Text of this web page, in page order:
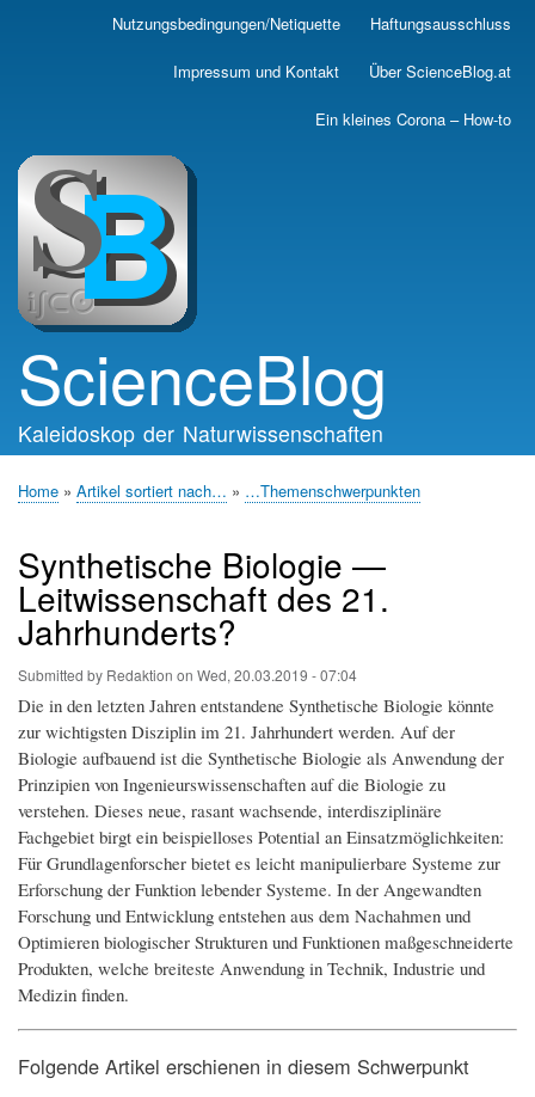
Skip
main
Nutzungsbedingungen/Netiquette Haftungsausschluss
Impressum und Kontakt Über ScienceBlog.at
Ein kleines Corona – How-to
ScienceBlog
Kaleidoskop der Naturwissenschaften
Home Artikel sortiert nach… …Themenschwerpunkten
Synthetische Biologie —
Leitwissenschaft des 21.
Jahrhunderts?
Submitted by Redaktion on Wed, 20.03.2019 - 07:04
Die in den letzten Jahren entstandene Synthetische Biologie könnte
zur wichtigsten Disziplin im 21. Jahrhundert werden. Auf der
Biologie aufbauend ist die Synthetische Biologie als Anwendung der
Prinzipien von Ingenieurswissenschaften auf die Biologie zu
verstehen. Dieses neue, rasant wachsende, interdisziplinäre
Fachgebiet birgt ein beispielloses Potential an Einsatzmöglichkeiten:
Für Grundlagenforscher bietet es leicht manipulierbare Systeme zur
Erforschung der Funktion lebender Systeme. In der Angewandten
Forschung und Entwicklung entstehen aus dem Nachahmen und
Optimieren biologischer Strukturen und Funktionen maßgeschneiderte
Produkten, welche breiteste Anwendung in Technik, Industrie und
Medizin finden.
Folgende Artikel erschienen in diesem Schwerpunkt